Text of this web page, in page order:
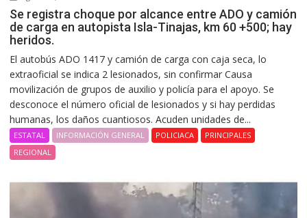
Se registra choque por alcance entre ADO y camión
de carga en autopista Isla-Tinajas, km 60 +500; hay
heridos.
El autobús ADO 1417 y camión de carga con caja seca, lo
extraoficial se indica 2 lesionados, sin confirmar Causa
movilización de grupos de auxilio y policía para el apoyo. Se
desconoce el número oficial de lesionados y si hay perdidas
humanas, los daños cuantiosos. Acuden unidades de...
ESTATAL INFORMACIÓN GENERAL POLICIACA
PRINCIPALES
REGIONAL